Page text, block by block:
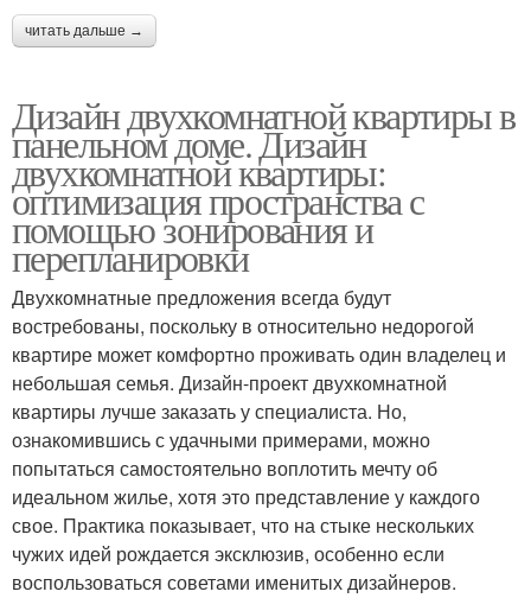
читать дальше →
Дизайн двухкомнатной квартиры в
панельном доме. Дизайн
двухкомнатной квартиры:
оптимизация пространства с
помощью зонирования и
перепланировки
Двухкомнатные предложения всегда будут
востребованы, поскольку в относительно недорогой
квартире может комфортно проживать один владелец и
небольшая семья. Дизайн-проект двухкомнатной
квартиры лучше заказать у специалиста. Но,
ознакомившись с удачными примерами, можно
попытаться самостоятельно воплотить мечту об
идеальном жилье, хотя это представление у каждого
свое. Практика показывает, что на стыке нескольких
чужих идей рождается эксклюзив, особенно если
воспользоваться советами именитых дизайнеров.